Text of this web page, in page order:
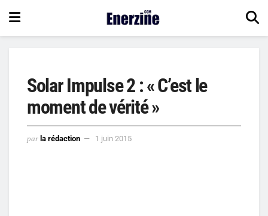
Solar Impulse 2 : « C’est le
moment de vérité »
par la rédaction 1 juin 2015